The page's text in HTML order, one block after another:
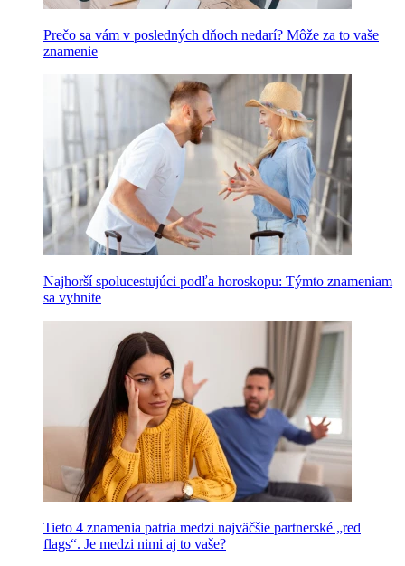
Prečo sa vám v posledných dňoch nedarí? Môže za to vaše
znamenie
Najhorší spolucestujúci podľa horoskopu: Týmto znameniam
sa vyhnite
Tieto 4 znamenia patria medzi najväčšie partnerské „red
flags“. Je medzi nimi aj to vaše?